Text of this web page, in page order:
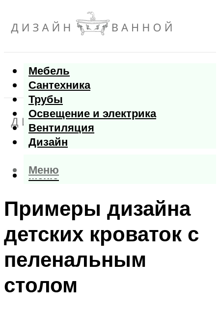
Мебель
Сантехника
Трубы
Освещение и электрика
Вентиляция
Дизайн
Меню
Меню
Примеры дизайна
детских кроваток с
пеленальным
столом